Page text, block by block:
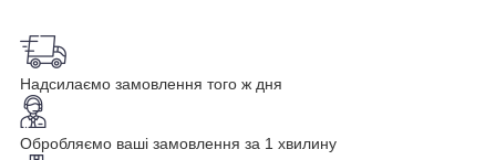
Надсилаємо замовлення того ж дня
Обробляємо ваші замовлення за 1 хвилину